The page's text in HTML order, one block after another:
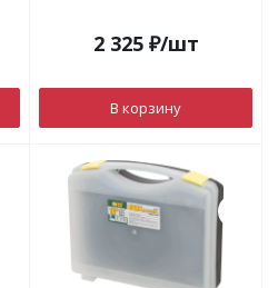
2 325₽/шт
В корзину